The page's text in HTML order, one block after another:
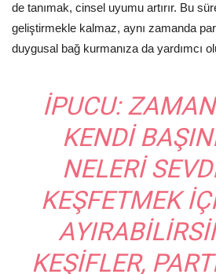
de tanımak, cinsel uyumu artırır. Bu
geliştirmekle kalmaz, aynı zamanda
duygusal bağ kurmanıza da yardımcı
İPUCU:
KENDI
NELERI
KEŞFETMEK
KEŞIFLER,